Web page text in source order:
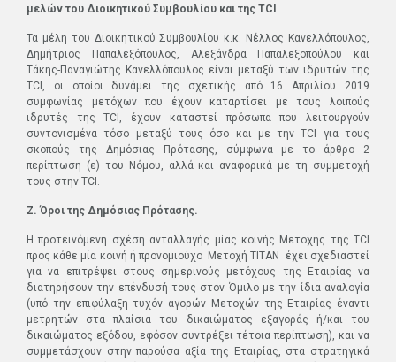
μελών του Διοικητικού Συμβουλίου και της TCI
Τα µέλη του Διοικητικού Συμβουλίου κ.κ. Νέλλος Κανελλόπουλος,
Δημήτριος Παπαλεξόπουλος, Αλεξάνδρα Παπαλεξοπούλου και
Τάκης-Παναγιώτης Κανελλόπουλος είναι μεταξύ των ιδρυτών της
TCI, οι οποίοι δυνάμει της σχετικής από 16 Απριλίου 2019
συμφωνίας μετόχων που έχουν καταρτίσει με τους λοιπούς
ιδρυτές της TCI, έχουν καταστεί πρόσωπα που λειτουργούν
συντονισμένα τόσο μεταξύ τους όσο και με την ΤCI για τους
σκοπούς της Δημόσιας Πρότασης, σύμφωνα με το άρθρο 2
περίπτωση (ε) του Νόμου, αλλά και αναφορικά με τη συμμετοχή
τους στην ΤCI.
Ζ. Όροι της Δημόσιας Πρότασης.
Η προτεινόμενη σχέση ανταλλαγής μίας κοινής Μετοχής της TCI
προς κάθε μία κοινή ή προνομιούχο Μετοχή ΤΙΤΑΝ έχει σχεδιαστεί
για να επιτρέψει στους σημερινούς μετόχους της Εταιρίας να
διατηρήσουν την επένδυσή τους στον Όμιλο µε την ίδια αναλογία
(υπό την επιφύλαξη τυχόν αγορών Μετοχών της Εταιρίας έναντι
μετρητών στα πλαίσια του δικαιώματος εξαγοράς ή/και του
δικαιώματος εξόδου, εφόσον συντρέξει τέτοια περίπτωση), και να
συμμετάσχουν στην παρούσα αξία της Εταιρίας, στα στρατηγικά